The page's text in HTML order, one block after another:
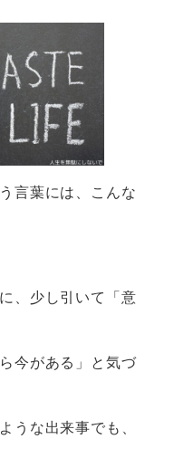
言葉には、こんな
、少し引いて「意
今がある」と気づ
うな出来事でも、